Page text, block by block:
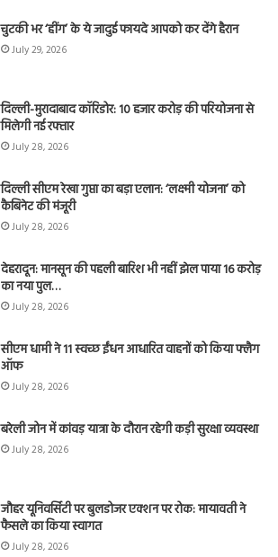
चुटकी भर ‘हींग’ के ये जादुई फायदे आपको कर देंगे हैरान
July 29, 2026
दिल्ली-मुरादाबाद कॉरिडोर: 10 हजार करोड़ की परियोजना से
मिलेगी नई रफ्तार
July 28, 2026
दिल्ली सीएम रेखा गुप्ता का बड़ा एलान: ‘लक्ष्मी योजना’ को
कैबिनेट की मंजूरी
July 28, 2026
देहरादून: मानसून की पहली बारिश भी नहीं झेल पाया 16 करोड़
का नया पुल…
July 28, 2026
सीएम धामी ने 11 स्वच्छ ईंधन आधारित वाहनों को किया फ्लैग
ऑफ
July 28, 2026
बरेली जोन में कांवड़ यात्रा के दौरान रहेगी कड़ी सुरक्षा व्यवस्था
July 28, 2026
जौहर यूनिवर्सिटी पर बुलडोजर एक्शन पर रोक: मायावती ने
फैसले का किया स्वागत
July 28, 2026